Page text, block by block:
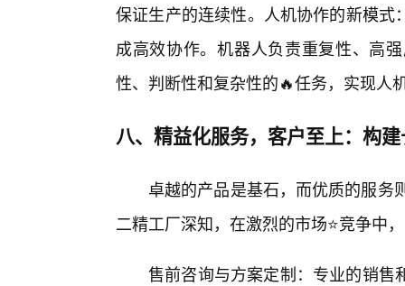
保证生产的连续性。人机协作的新模
成高效协作。机器人负责重复性、高
性、判断性和复杂性的🔥任务，实现人
八、精益化服务，客户至上：构
卓越的产品是基石，而优质的服
二精工厂深知，在激烈的市场⭐竞争中
售前咨询与方案定制：专业的销售